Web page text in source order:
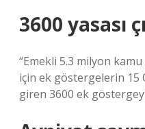
3600 yasası
“Emekli 5.3 milyon kamu
için ek göstergelerin 15
giren 3600 ek